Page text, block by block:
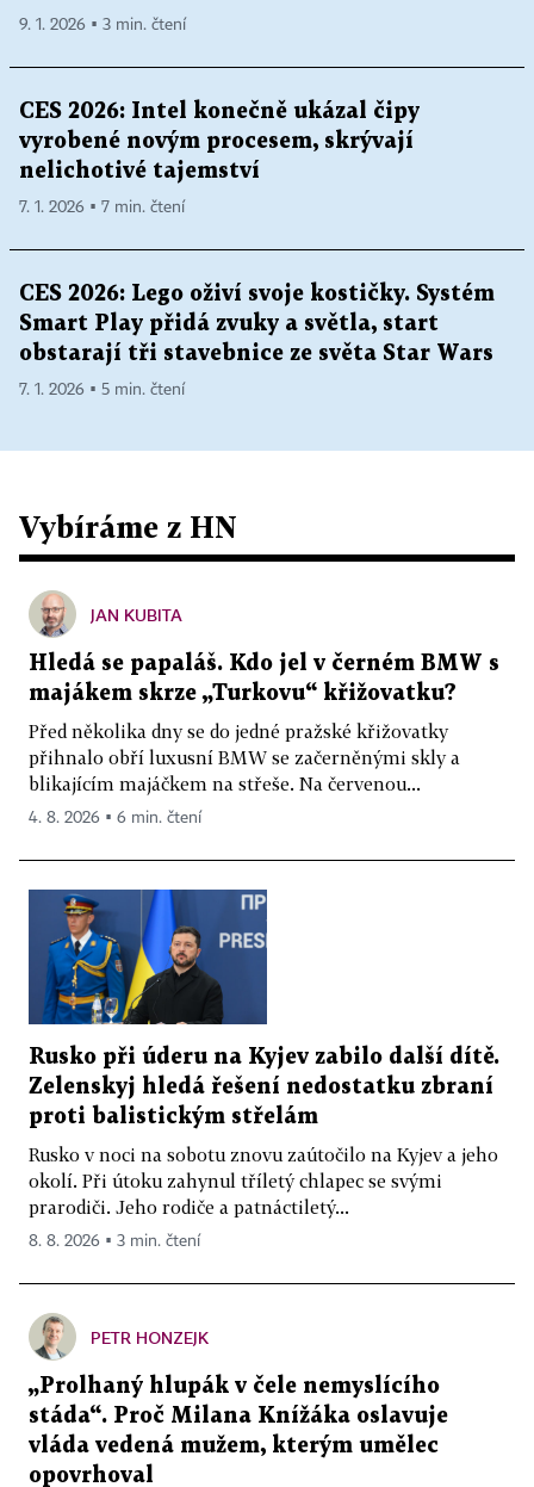
9. 1. 2026 ▪ 3 min. čtení
CES 2026: Intel konečně ukázal čipy
vyrobené novým procesem, skrývají
nelichotivé tajemství
7. 1. 2026 ▪ 7 min. čtení
CES 2026: Lego oživí svoje kostičky. Systém
Smart Play přidá zvuky a světla, start
obstarají tři stavebnice ze světa Star Wars
7. 1. 2026 ▪ 5 min. čtení
Vybíráme z HN
JAN KUBITA
Hledá se papaláš. Kdo jel v černém BMW s
majákem skrze „Turkovu“ křižovatku?
Před několika dny se do jedné pražské křižovatky
přihnalo obří luxusní BMW se začerněnými skly a
blikajícím majáčkem na střeše. Na červenou...
4. 8. 2026 ▪ 6 min. čtení
Rusko při úderu na Kyjev zabilo další dítě.
Zelenskyj hledá řešení nedostatku zbraní
proti balistickým střelám
Rusko v noci na sobotu znovu zaútočilo na Kyjev a jeho
okolí. Při útoku zahynul tříletý chlapec se svými
prarodiči. Jeho rodiče a patnáctiletý...
8. 8. 2026 ▪ 3 min. čtení
PETR HONZEJK
„Prolhaný hlupák v čele nemyslícího
stáda“. Proč Milana Knížáka oslavuje
vláda vedená mužem, kterým umělec
opovrhoval